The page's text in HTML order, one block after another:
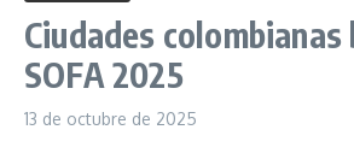
Ciudades
SOFA 2025
13 de octubre de 2025